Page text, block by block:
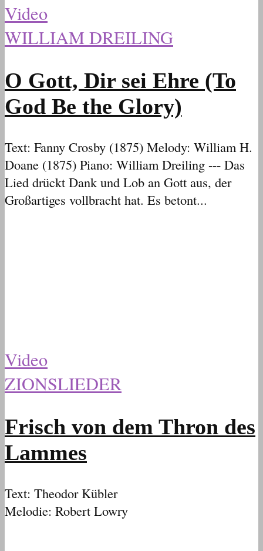
Video
WILLIAM DREILING
O Gott, Dir sei Ehre (To
God Be the Glory)
Text: Fanny Crosby (1875) Melody: William H.
Doane (1875) Piano: William Dreiling --- Das
Lied drückt Dank und Lob an Gott aus, der
Großartiges vollbracht hat. Es betont...
Video
ZIONSLIEDER
Frisch von dem Thron des
Lammes
Text: Theodor Kübler
Melodie: Robert Lowry